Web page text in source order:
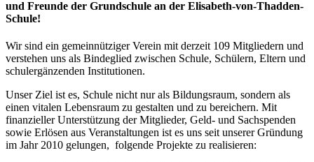
und Freunde der Grundschule an der Elisabeth-von-Thadden-
Schule!
Wir sind ein gemeinnütziger Verein mit derzeit 109 Mitgliedern und
verstehen uns als Bindeglied zwischen Schule, Schülern, Eltern und
schulergänzenden Institutionen.
Unser Ziel ist es, Schule nicht nur als Bildungsraum, sondern als
einen vitalen Lebensraum zu gestalten und zu bereichern. Mit
finanzieller Unterstützung der Mitglieder, Geld- und Sachspenden
sowie Erlösen aus Veranstaltungen ist es uns seit unserer Gründung
im Jahr 2010 gelungen, folgende Projekte zu realisieren: